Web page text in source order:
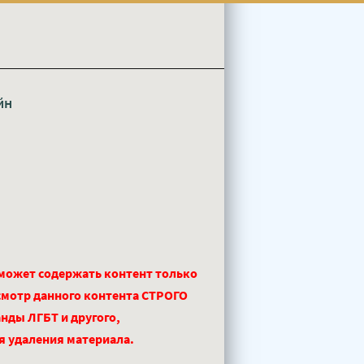
содержать контент только
данного контента СТРОГО
ЛГБТ и другого,
удаления материала.